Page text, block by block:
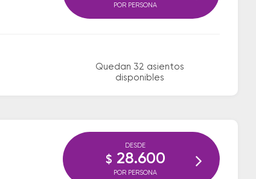
Quedan 32 asientos
disponibles
POR PERSONA
DESDE
$ 28.600
POR PERSONA